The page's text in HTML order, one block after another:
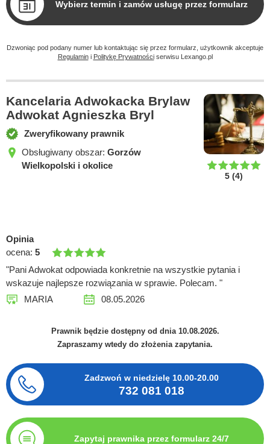
Wybierz termin i zamów usługę przez formularz
Dzwoniąc pod podany numer lub kontaktując się przez formularz, użytkownik akceptuje
Regulamini Politykę Prywatnościserwisu Lexango.pl
5 (4)
Kancelaria Adwokacka Brylaw
Adwokat Agnieszka Bryl
Zweryfikowany prawnik
Obsługiwany obszar: Gorzów
Wielkopolski i okolice
Opinia
ocena: 5
"Pani Adwokat odpowiada konkretnie na wszystkie pytania i
wskazuje najlepsze rozwiązania w sprawie. Polecam. "
MARIA
08.05.2026
Prawnik będzie dostępny od dnia 10.08.2026.
Zapraszamy wtedy do złożenia zapytania.
Zadzwoń w niedzielę 10.00-20.00
732 081 018
Zapytaj prawnika przez formularz 24/7